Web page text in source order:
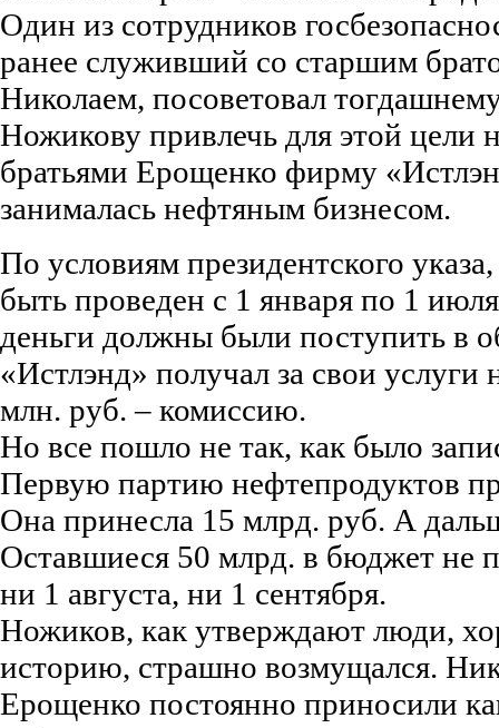
Один из сотрудников
ранее служивший со старшим
Николаем, посоветовал
Ножикову привлечь для этой цели
братьями Ерощенко фирму
занималась нефтяным бизнесом.
По условиям президентского
быть проведен с 1 января по 1
деньги должны были поступить в
«Истлэнд» получал за свои
млн. руб. – комиссию.
Но все пошло не так, как было
Первую партию нефтепродуктов
Она принесла 15 млрд. руб. А
Оставшиеся 50 млрд. в бюджет не
ни 1 августа, ни 1 сентября.
Ножиков, как утверждают люди,
историю, страшно возмущался.
Ерощенко постоянно приносили